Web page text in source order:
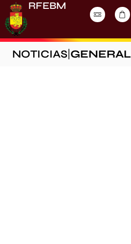
RFEBM
NOTICIAS GENERAL